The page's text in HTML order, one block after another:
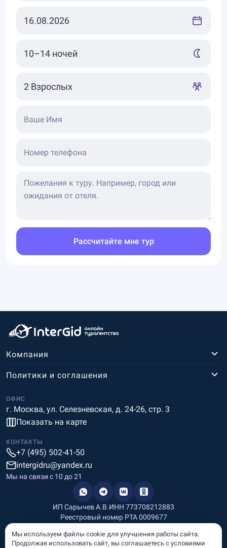
Ваше Имя
Номер телефона
Рассчитайте мне тур
Компания
ОФИС
г. Москва, ул. Селезневская, д. 24-26, стр. 3
Показать на карте
Политики и соглашения
КОНТАКТЫ
+7 (495) 502-41-50
intergidru@yandex.ru
Мы на связи c 10 до 21
ИП Сарычев А.В.ИНН 773708212883
Реестровый номер РТА 0009677
Информация, размещённая на сайте, носит информационный
Мы используем файлы cookie для улучшения работы сайта.
Продолжая использовать сайт, вы соглашаетесь с условиями